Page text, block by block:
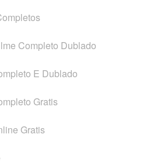
Completo Dublado
E Dublado
Gratis
Gratis